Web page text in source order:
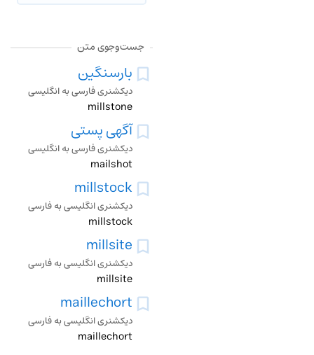
جست‌وجوی متن
بارسنگین
دیکشنری فارسی به انگلیسی
millstone
آگهی پستی
دیکشنری فارسی به انگلیسی
mailshot
millstock
دیکشنری انگلیسی به فارسی
millstock
millsite
دیکشنری انگلیسی به فارسی
millsite
maillechort
دیکشنری انگلیسی به فارسی
maillechort